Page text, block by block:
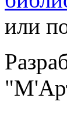
или